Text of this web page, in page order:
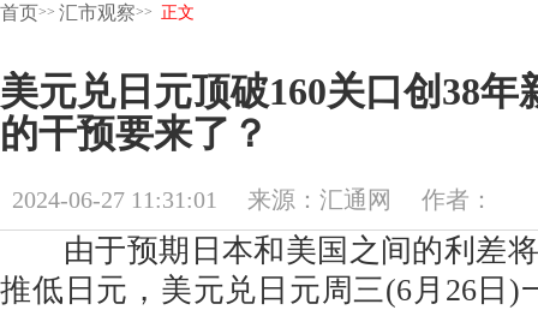
首页>> 汇市观察>> 正文
美元兑日元顶破160关口创38年
的干预要来了？
2024-06-27 11:31:01 来源：汇通网 作者：
由于预期日本和美国之间的利差将
推低日元，美元兑日元周三(6月26日)